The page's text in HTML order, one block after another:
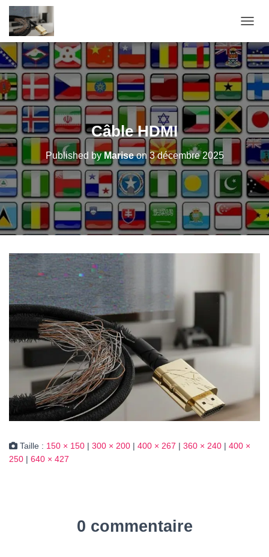
Câble HDMI
Published byMariseon 3 décembre 2025
Taille : 150 × 150 | 300 × 200 | 400 × 267 | 360 × 240 | 400 ×
250 | 640 × 427
0 commentaire